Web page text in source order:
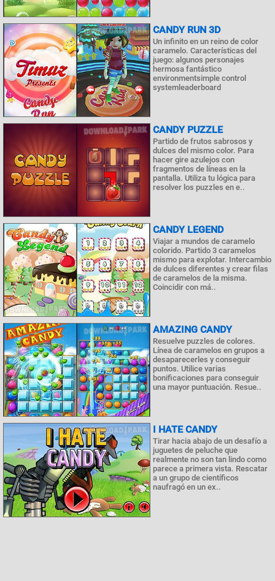
CANDY RUN 3D
Un infinito en un reino de color
caramelo. Características del
juego: algunos personajes
hermosa fantástico
environmentsimple control
systemleaderboard
CANDY PUZZLE
Partido de frutos sabrosos y
dulces del mismo color. Para
hacer gire azulejos con
fragmentos de líneas en la
pantalla. Utiliza tu lógica para
resolver los puzzles en e..
CANDY LEGEND
Viajar a mundos de caramelo
colorido. Partido 3 caramelos
mismo para explotar. Intercambio
de dulces diferentes y crear filas
de caramelos de la misma.
Coincidir con má..
AMAZING CANDY
Resuelve puzzles de colores.
Línea de caramelos en grupos a
desaparecerles y conseguir
puntos. Utilice varias
bonificaciones para conseguir
una mayor puntuación. Resue..
I HATE CANDY
Tirar hacia abajo de un desafío a
juguetes de peluche que
realmente no son tan lindo como
parece a primera vista. Rescatar
a un grupo de científicos
naufragó en un ex..